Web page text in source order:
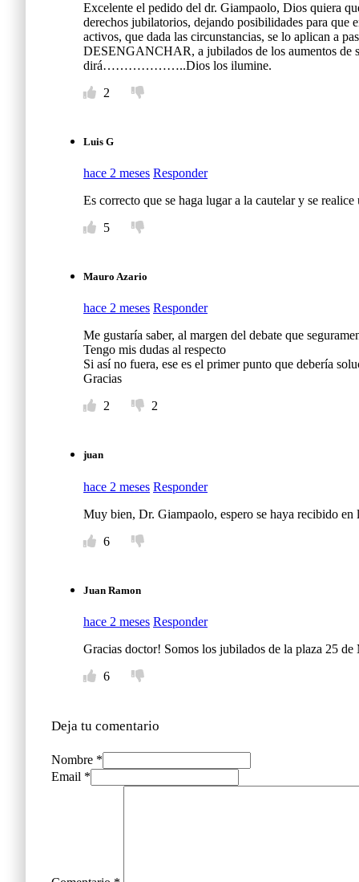
Excelente el pedido del dr. Giampaolo, Dios quiera
derechos jubilatorios, dejando posibilidades para que
activos, que dada las circunstancias, se lo aplican a
DESENGANCHAR, a jubilados de los aumentos
dirá………………..Dios los ilumine.
2
Luis G
hace 2 meses Responder
Es correcto que se haga lugar a la cautelar y se
5
Mauro Azario
hace 2 meses Responder
Me gustaría saber, al margen del debate que
Tengo mis dudas al respecto
Si así no fuera, ese es el primer punto que debería
Gracias
2
2
juan
hace 2 meses Responder
Muy bien, Dr. Giampaolo, espero se haya recibido
6
Juan Ramon
hace 2 meses Responder
Gracias doctor! Somos los jubilados de la plaza 25
6
Deja tu comentario
Nombre *
Email *